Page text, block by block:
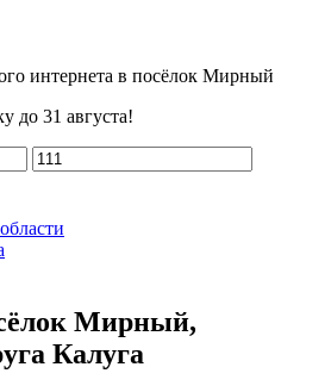
интернета в посёлок Мирный
до 31 августа!
Мирный,
Калуга